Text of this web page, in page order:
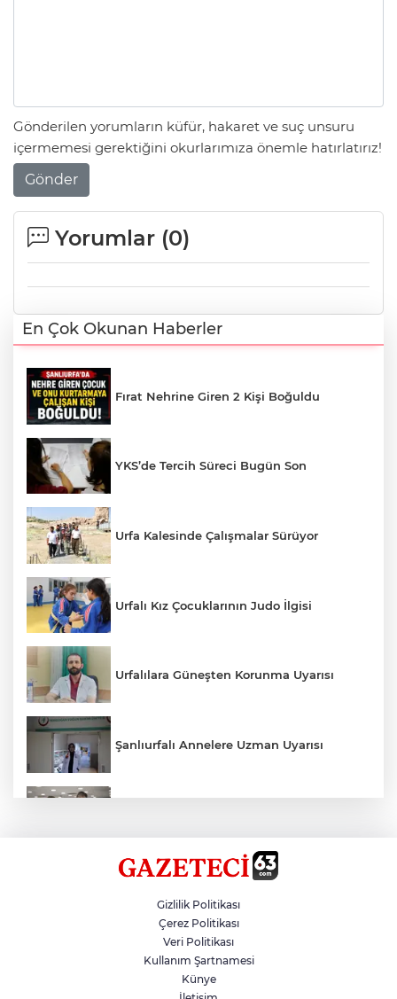
Gönderilen yorumların küfür, hakaret ve suç unsuru
içermemesi gerektiğini okurlarımıza önemle hatırlatırız!
Gönder
Yorumlar (0)
En Çok Okunan Haberler
Fırat Nehrine Giren 2 Kişi Boğuldu
YKS’de Tercih Süreci Bugün Son
Urfa Kalesinde Çalışmalar Sürüyor
Urfalı Kız Çocuklarının Judo İlgisi
Urfalılara Güneşten Korunma Uyarısı
Şanlıurfalı Annelere Uzman Uyarısı
Zincirleme Kazada 7 Kişi Yaralandı
Erdoğan, 12 Yılı Geride Bıraktı
Gizlilik Politikası
Çerez Politikası
Veri Politikası
Kullanım Şartnamesi
Künye